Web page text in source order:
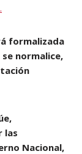
formalizada
normalice,
las
Nacional,